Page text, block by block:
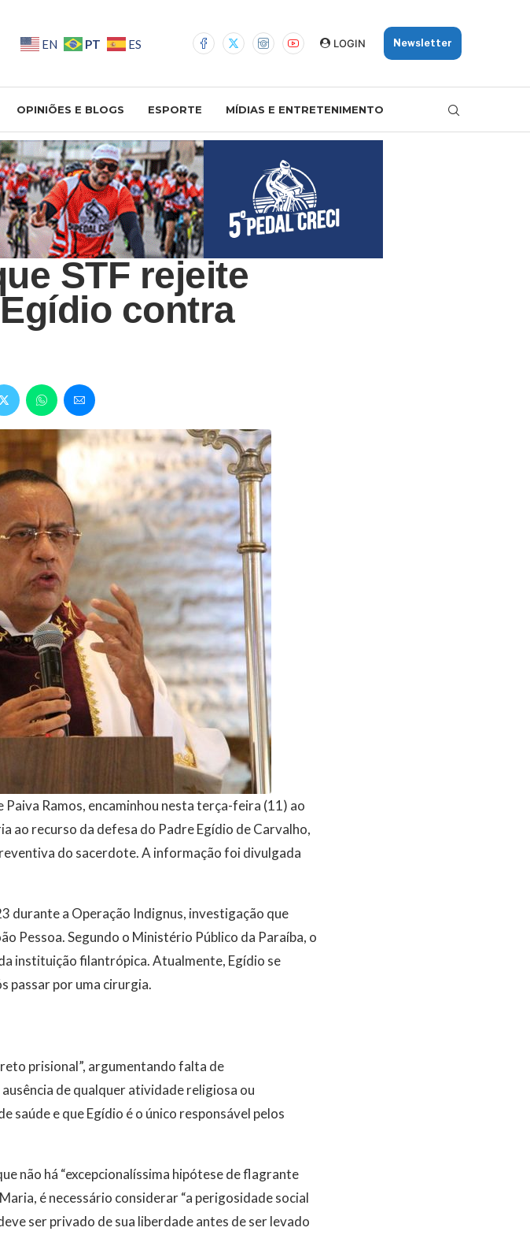
EN PT ES LOGIN Newsletter
OPINIÕES E BLOGS ESPORTE MÍDIAS E ENTRETENIMENTO
STF rejeite
contra
Ramos, encaminhou nesta terça-feira (11) ao
ao recurso da defesa do Padre Egídio de Carvalho,
do sacerdote. A informação foi divulgada
durante a Operação Indignus, investigação que
Pessoa. Segundo o Ministério Público da Paraíba, o
instituição filantrópica. Atualmente, Egídio se
passar por uma cirurgia.
prisional”, argumentando falta de
de qualquer atividade religiosa ou
e que Egídio é o único responsável pelos
não há “excepcionalíssima hipótese de flagrante
é necessário considerar “a perigosidade social
ser privado de sua liberdade antes de ser levado